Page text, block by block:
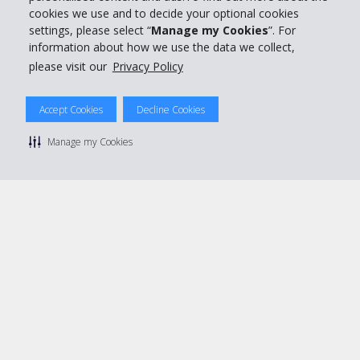
cookies we use and to decide your optional cookies
settings, please select “Manage my Cookies”. For
information about how we use the data we collect,
please visit our Privacy Policy
Accept Cookies Decline Cookies
Manage my Cookies
Prenota con Hertz
© 2026 The Hertz System, Inc.
Privacy Policy | Condizioni di Utilizzo |
Manage cookie preferences